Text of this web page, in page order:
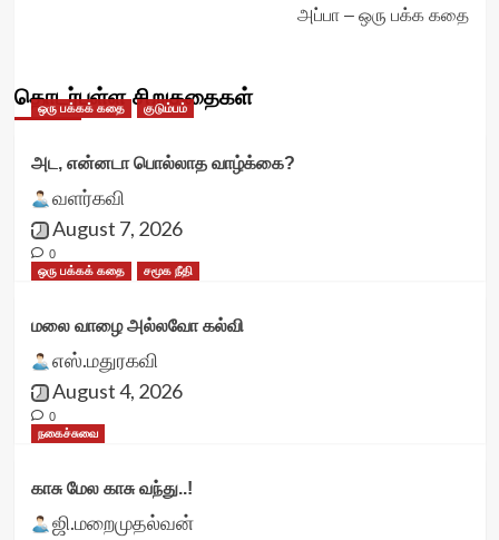
அப்பா – ஒரு பக்க கதை
தொடர்புள்ள சிறுகதைகள்
ஒரு பக்கக் கதை குடும்பம்
அட, என்னடா பொல்லாத வாழ்க்கை?
வளர்கவி
August 7, 2026
0
ஒரு பக்கக் கதை
சமூக நீதி
மலை வாழை அல்லவோ கல்வி
எஸ்.மதுரகவி
August 4, 2026
0
நகைச்சுவை
காசு மேல காசு வந்து..!
ஜி.மறைமுதல்வன்